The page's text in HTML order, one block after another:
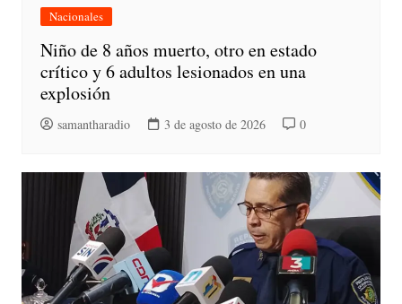
Nacionales
Niño de 8 años muerto, otro en estado
crítico y 6 adultos lesionados en una
explosión
samantharadio 3 de agosto de 2026 0